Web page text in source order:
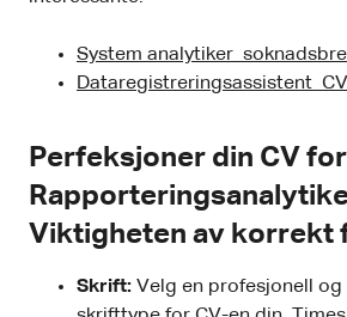
System analytiker
Dataregistreringsassistent CV
Perfeksjoner din CV for
Viktigheten av korrekt
Skrift: Velg en profesjonell